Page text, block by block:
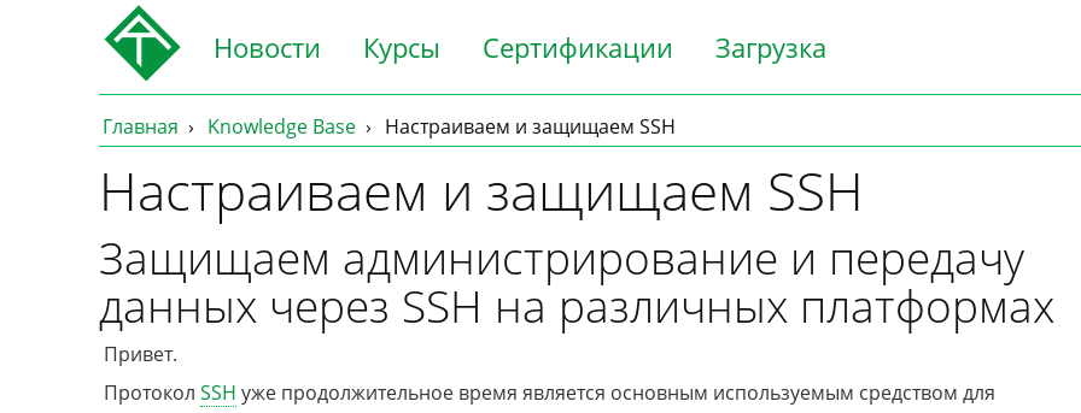
Новости Курсы Сертификации Загрузка
Главная Knowledge Base Настраиваем и защищаем SSH
Настраиваем и защищаем SSH
Защищаем администрирование и передачу
данных через SSH на различных платформах
Привет.
Протокол SSH уже продолжительное время является основным используемым средством для